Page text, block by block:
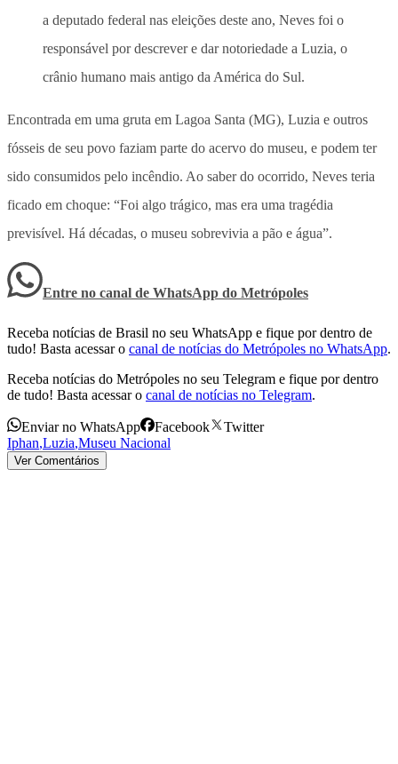
a deputado federal nas eleições deste ano, Neves foi o
responsável por descrever e dar notoriedade a Luzia, o
crânio humano mais antigo da América do Sul.
Encontrada em uma gruta em Lagoa Santa (MG), Luzia e outros
fósseis de seu povo faziam parte do acervo do museu, e podem ter
sido consumidos pelo incêndio. Ao saber do ocorrido, Neves teria
ficado em choque: “Foi algo trágico, mas era uma tragédia
previsível. Há décadas, o museu sobrevivia a pão e água”.
Entre no canal de WhatsApp do Metrópoles
Receba notícias de Brasil no seu WhatsApp e fique por dentro de
tudo! Basta acessar o canal de notícias do Metrópoles no WhatsApp.
Receba notícias do Metrópoles no seu Telegram e fique por dentro
de tudo! Basta acessar o canal de notícias no Telegram.
Enviar no WhatsApp Facebook
Twitter
Iphan,Luzia,Museu Nacional
Ver Comentários